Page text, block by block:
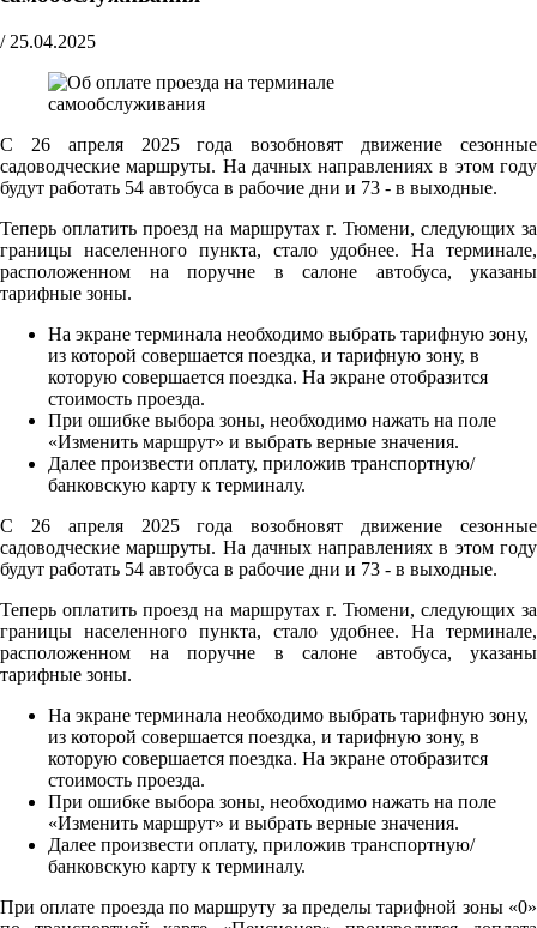
/ 25.04.2025
С 26 апреля 2025 года возобновят движение сезонные
садоводческие маршруты. На дачных направлениях в этом году
будут работать 54 автобуса в рабочие дни и 73 - в выходные.
Теперь оплатить проезд на маршрутах г. Тюмени, следующих за
границы населенного пункта, стало удобнее. На терминале,
расположенном на поручне в салоне автобуса, указаны
тарифные зоны.
На экране терминала необходимо выбрать тарифную зону,
из которой совершается поездка, и тарифную зону, в
которую совершается поездка. На экране отобразится
стоимость проезда.
При ошибке выбора зоны, необходимо нажать на поле
«Изменить маршрут» и выбрать верные значения.
Далее произвести оплату, приложив транспортную/
банковскую карту к терминалу.
С 26 апреля 2025 года возобновят движение сезонные
садоводческие маршруты. На дачных направлениях в этом году
будут работать 54 автобуса в рабочие дни и 73 - в выходные.
Теперь оплатить проезд на маршрутах г. Тюмени, следующих за
границы населенного пункта, стало удобнее. На терминале,
расположенном на поручне в салоне автобуса, указаны
тарифные зоны.
На экране терминала необходимо выбрать тарифную зону,
из которой совершается поездка, и тарифную зону, в
которую совершается поездка. На экране отобразится
стоимость проезда.
При ошибке выбора зоны, необходимо нажать на поле
«Изменить маршрут» и выбрать верные значения.
Далее произвести оплату, приложив транспортную/
банковскую карту к терминалу.
При оплате проезда по маршруту за пределы тарифной зоны «0»